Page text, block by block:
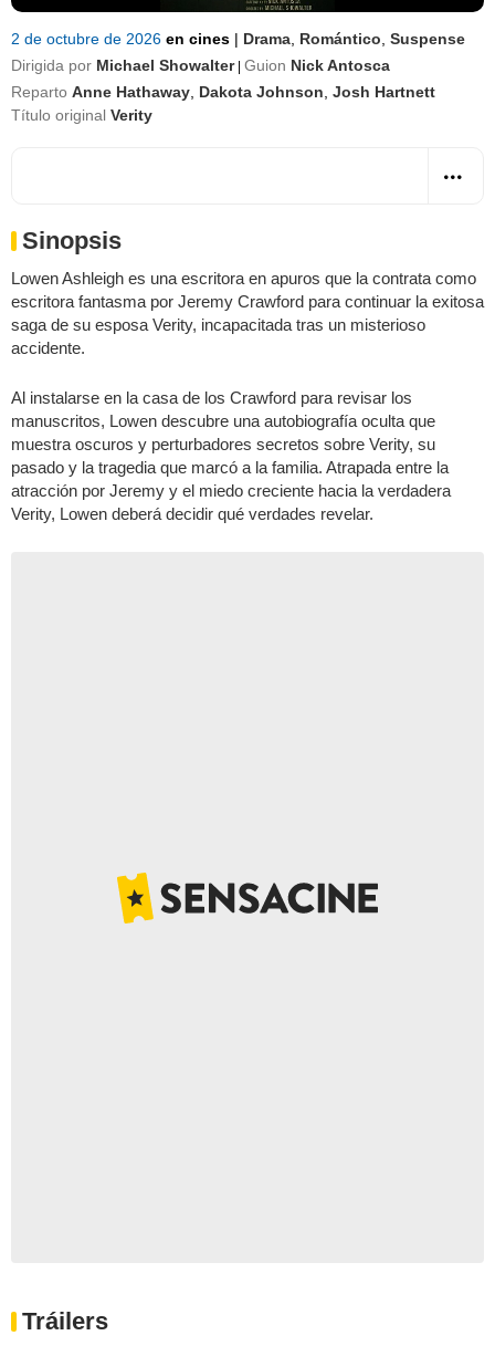
2 de octubre de 2026 en cines | Drama Romántico Suspense
Dirigida por Michael Showalter Guion Nick Antosca
Reparto Anne Hathaway Dakota Johnson Josh Hartnett
Título original Verity
Sinopsis
Lowen Ashleigh es una escritora en apuros que la contrata como
escritora fantasma por Jeremy Crawford para continuar la exitosa
saga de su esposa Verity, incapacitada tras un misterioso
accidente.
Al instalarse en la casa de los Crawford para revisar los
manuscritos, Lowen descubre una autobiografía oculta que
muestra oscuros y perturbadores secretos sobre Verity, su
pasado y la tragedia que marcó a la familia. Atrapada entre la
atracción por Jeremy y el miedo creciente hacia la verdadera
Verity, Lowen deberá decidir qué verdades revelar.
Tráilers